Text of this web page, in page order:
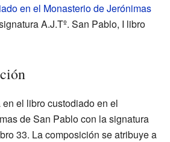
en el Monasterio de Jerónimas
A.J.Tº. San Pablo, I libro
el libro custodiado en el
de San Pablo con la signatura
33. La composición se atribuye a